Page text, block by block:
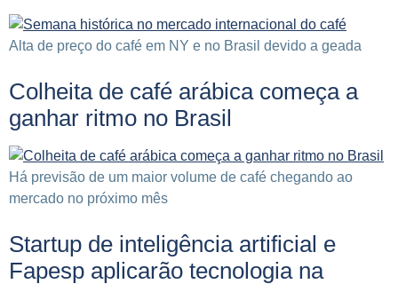
Alta de preço do café em NY e no Brasil devido a geada
Colheita de café arábica começa a
ganhar ritmo no Brasil
Há previsão de um maior volume de café chegando ao
mercado no próximo mês
Startup de inteligência artificial e
Fapesp aplicarão tecnologia na